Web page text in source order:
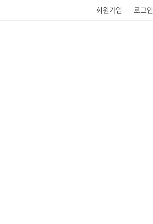
회원가입 로그인